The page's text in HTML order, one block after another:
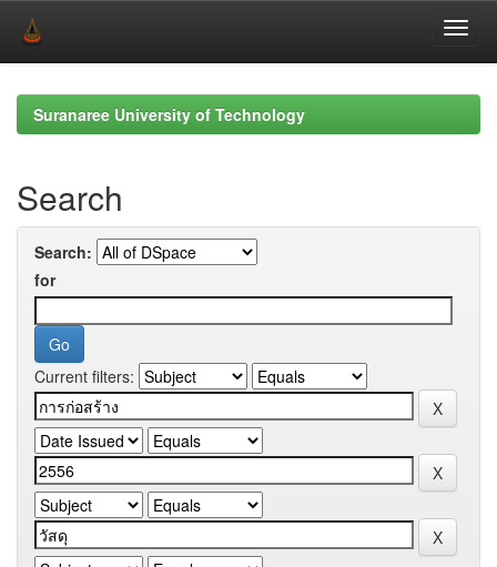
navigationSuranaree University of Technology
Search
Search:
for
Current filters: